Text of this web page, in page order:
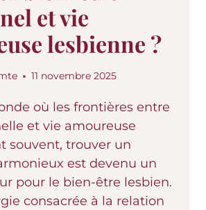
et vie
lesbienne ?
11 novembre 2025
où les frontières entre
et vie amoureuse
souvent, trouver un
est devenu un
pour le bien-être lesbien.
consacrée à la relation